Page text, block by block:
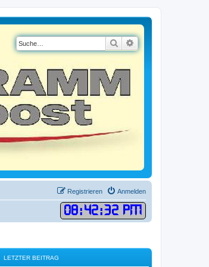
Suche
Anmelden
Registrieren
08:42:32 PM
LETZTER BEITRAG